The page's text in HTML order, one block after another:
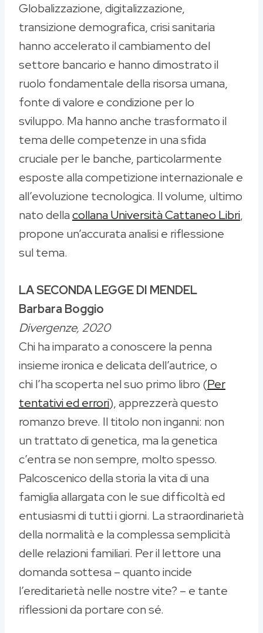
Globalizzazione, digitalizzazione,
transizione demografica, crisi sanitaria
hanno accelerato il cambiamento del
settore bancario e hanno dimostrato il
ruolo fondamentale della risorsa umana,
fonte di valore e condizione per lo
sviluppo. Ma hanno anche trasformato il
tema delle competenze in una sfida
cruciale per le banche, particolarmente
esposte alla competizione internazionale e
all’evoluzione tecnologica. Il volume, ultimo
nato dellacollana Università Cattaneo Libri,
propone un’accurata analisi e riflessione
sul tema.
LA SECONDA LEGGE DI MENDEL
Barbara Boggio
Divergenze, 2020
Chi ha imparato a conoscere la penna
insieme ironica e delicata dell’autrice, o
chi l’ha scoperta nel suo primo libro (Per
tentativi ed errori), apprezzerà questo
romanzo breve. Il titolo non inganni: non
un trattato di genetica, ma la genetica
c’entra se non sempre, molto spesso.
Palcoscenico della storia la vita di una
famiglia allargata con le sue difficoltà ed
entusiasmi di tutti i giorni. La straordinarietà
della normalità e la complessa semplicità
delle relazioni familiari. Per il lettore una
domanda sottesa – quanto incide
l’ereditarietà nelle nostre vite? – e tante
riflessioni da portare con sé.